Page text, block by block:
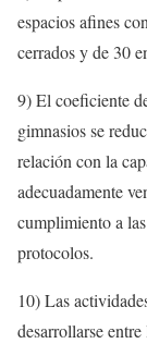
espacios afines
cerrados y de 30
9) El coeficiente
gimnasios se
relación con la
adecuadamente
cumplimiento a
protocolos.
10) Las
desarrollarse